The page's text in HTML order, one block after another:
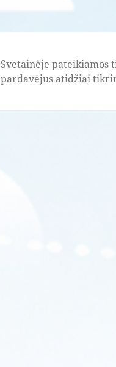
Svetainėje pateikiamos
pardavėjus atidžiai